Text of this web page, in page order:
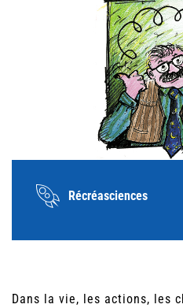
Récréasciences
Dans la vie, les actions, les